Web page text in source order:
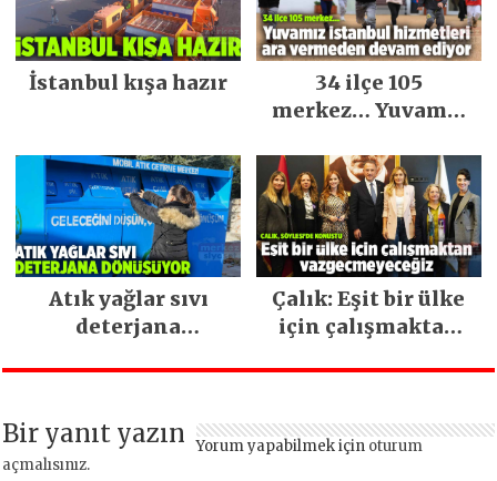
İstanbul kışa hazır
34 ilçe 105
merkez… Yuvamız
ara vermeden
devam ediyor
Atık yağlar sıvı
deterjana
Çalık: Eşit bir ülke
için çalışmaktan
Bir yanıt yazın Yorum yapabilmek için oturum
açmalısınız.